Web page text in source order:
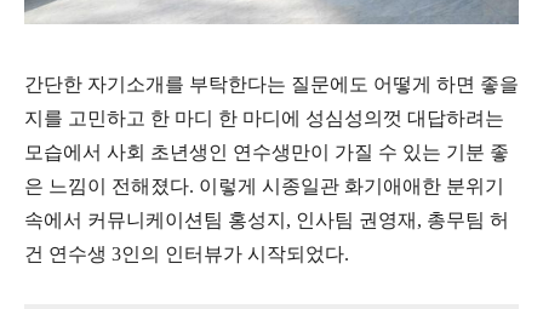
간단한 자기소개를 부탁한다는 질문에도 어떻게 하면 좋을
지를 고민하고 한 마디 한 마디에 성심성의껏 대답하려는
모습에서 사회 초년생인 연수생만이 가질 수 있는 기분 좋
은 느낌이 전해졌다. 이렇게 시종일관 화기애애한 분위기
속에서 커뮤니케이션팀 홍성지 , 인사팀 권영재 , 총무팀 허
건 연수생 3인의 인터뷰가 시작되었다.